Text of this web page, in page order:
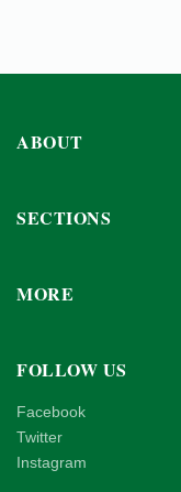
ABOUT
SECTIONS
MORE
FOLLOW US
Facebook
Twitter
Instagram